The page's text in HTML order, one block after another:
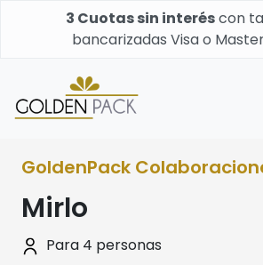
3 Cuotas sin interéscon
bancarizadas Visa o
GoldenPack
Mirlo
Para 4 personas